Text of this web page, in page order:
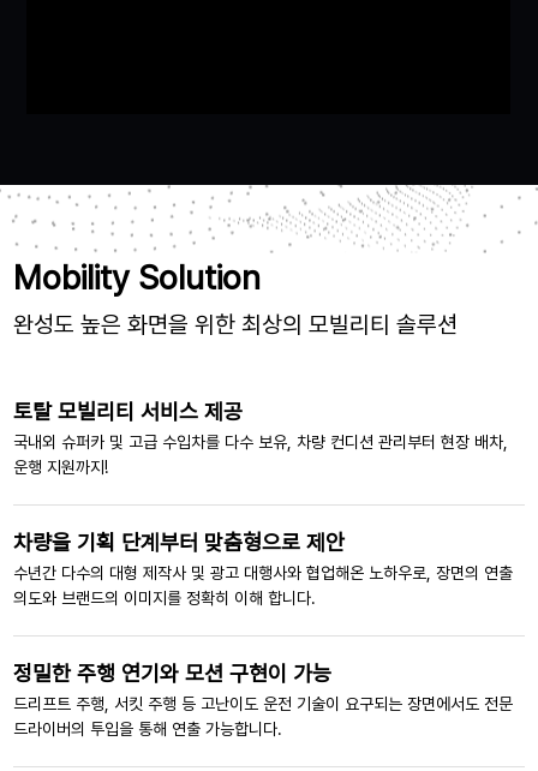
Mobility Solution
완성도 높은 화면을 위한 최상의 모빌리티 솔루션
토탈 모빌리티 서비스 제공
국내외 슈퍼카 및 고급 수입차를 다수 보유, 차량 컨디션 관리부터 현장 배차,
운행 지원까지!
차량을 기획 단계부터 맞춤형으로 제안
수년간 다수의 대형 제작사 및 광고 대행사와 협업해온 노하우로,장면의 연출
의도와 브랜드의 이미지를 정확히 이해 합니다.
정밀한 주행 연기와 모션 구현이 가능
드리프트 주행, 서킷 주행 등 고난이도 운전 기술이 요구되는 장면에서도 전문
드라이버의 투입을 통해 연출 가능합니다.